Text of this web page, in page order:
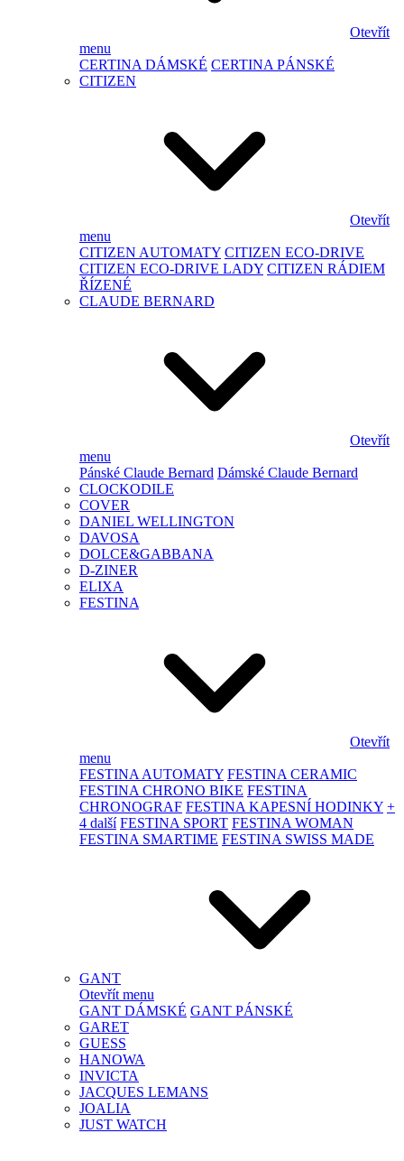
Otevřít
menu
CERTINA DÁMSKÉ CERTINA PÁNSKÉ
CITIZEN
Otevřít
menu
CITIZEN AUTOMATY CITIZEN ECO-DRIVE
CITIZEN ECO-DRIVE LADY CITIZEN RÁDIEM
ŘÍZENÉ
CLAUDE BERNARD
Otevřít
menu
Pánské Claude Bernard Dámské Claude Bernard
CLOCKODILE
COVER
DANIEL WELLINGTON
DAVOSA
DOLCE&GABBANA
D-ZINER
ELIXA
FESTINA
Otevřít
menu
FESTINA AUTOMATY FESTINA CERAMIC
FESTINA CHRONO BIKE FESTINA
CHRONOGRAF FESTINA KAPESNÍ HODINKY +
4 další FESTINA SPORT FESTINA WOMAN
FESTINA SMARTIME FESTINA SWISS MADE
GANT
Otevřít menu
GANT DÁMSKÉ GANT PÁNSKÉ
GARET
GUESS
HANOWA
INVICTA
JACQUES LEMANS
JOALIA
JUST WATCH